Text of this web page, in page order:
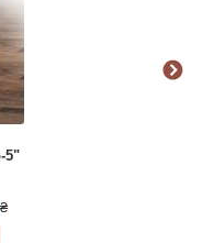
5"
₴